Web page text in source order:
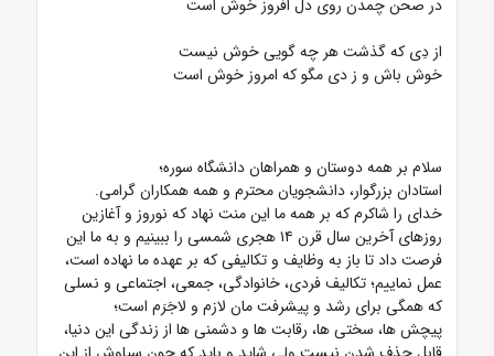
در صحن چمدن روی دل افروز خوش است
از دِی که گذشت هر چه گویی خوش نیست
خوش باش و ز دی مگو که امروز خوش است
سلام بر همه دوستان و همراهان دانشگاه سوره؛
استادان بزرگوار، دانشجویان محترم و همه همکاران گرامی.
خدای را شاکرم که بر همه ما این منت نهاد که نوروز و آغازین
روزهای آخرین سال قرن ۱۴ هجری شمسی را ببینیم و به ما این
فرصت داد تا باز به وظایف و تکالیفی که بر عهده ما نهاده است،
عمل نماییم؛ تکالیف فردی، خانوادگی، جمعی، اجتماعی و نسلی
که همگی برای رشد و پیشرفت مان لازم و لاجَرَم است؛
پیچش ها، سختی ها، رقابت ها و دشمنی ها از زندگی این دنیا،